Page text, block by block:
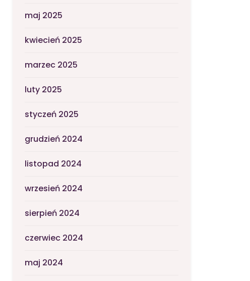
maj 2025
kwiecień 2025
marzec 2025
luty 2025
styczeń 2025
grudzień 2024
listopad 2024
wrzesień 2024
sierpień 2024
czerwiec 2024
maj 2024